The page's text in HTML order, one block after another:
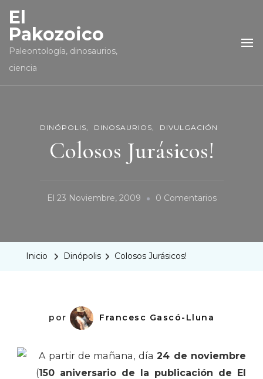
El
Pakozoico
Paleontología, dinosaurios,
ciencia
DINÓPOLIS DINOSAURIOS DIVULGACIÓN
Colosos Jurásicos!
El 23 Noviembre, 2009 0 ComentariosEn
Inicio Dinópolis Colosos Jurásicos!
por Francesc Gascó-Lluna
A partir de mañana, día24 de noviembre
(150 aniversario de la publicación de El